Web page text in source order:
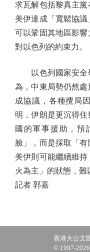
求瓦解包括黎真主
美伊達成「寬鬆協
可以鞏固其地區影
對以色列的約束力。
以色列國家安全
為，中東局勢仍然
成協議，各種攪局
明，伊朗是更沉得
國的軍事援助，預
臉」，而是採取「有
美伊則可能繼續維
火為主」的狀態，難
記者 郭嘉
香港大公文
© 1997-